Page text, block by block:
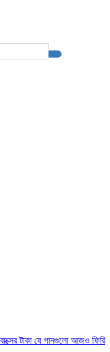
যে গানগুলো আজও ফিরিয়ে নেয়